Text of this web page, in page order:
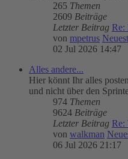
265 Themen
2609 Beiträge
Letzter Beitrag Re:
von mpetrus
02 Jul 2026 14:47
Alles andere...
Hier könnt Ihr alles
und nicht über den
974 Themen
9624 Beiträge
Letzter Beitrag
von walkman
06 Jul 2026 21:17